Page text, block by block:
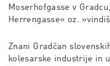
Moserhofgasse v
Herrengasse« oz.
Znani Gradčan
kolesarske industrije in